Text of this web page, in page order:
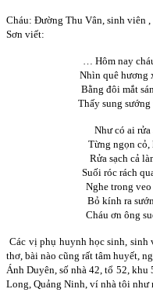
Cháu: Đường Thu Vân, sinh viên ,
Sơn viết:
… Hôm nay
Nhìn quê hương
Bằng đôi mắt
Thấy sung
Như có ai rửa
Từng ngọn cỏ,
Rửa sạch cả
Suối róc rách
Nghe trong
Bỏ kính ra
Cháu ơn ông
Các vị phụ huynh học sinh, sinh
thơ, bài nào cũng rất tâm huyết,
Ánh Duyên, số nhà 42, tổ 52, khu
Long, Quảng Ninh, ví nhà tôi như